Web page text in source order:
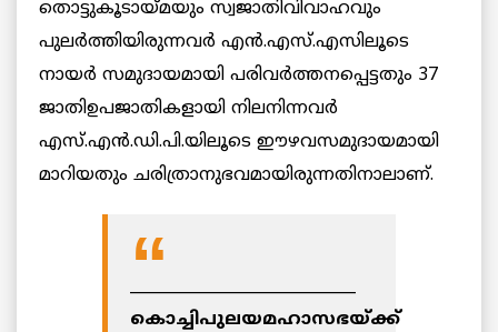
തൊട്ടുകൂടായ്മയും സ്വജാതിവിവാഹവും
പുലര്‍ത്തിയിരുന്നവര്‍ എന്‍.എസ്.എസിലൂടെ
നായര്‍ സമുദായമായി പരിവര്‍ത്തനപ്പെട്ടതും 37
ജാതിഉപജാതികളായി നിലനിന്നവര്‍
എസ്.എന്‍.ഡി.പി.യിലൂടെ ഈഴവസമുദായമായി
മാറിയതും ചരിത്രാനുഭവമായിരുന്നതിനാലാണ്.
കൊച്ചിപുലയമഹാസഭയ്ക്ക്